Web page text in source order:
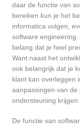
daar de functie van
bereiken kun je het
informatica volgen,
software
belang dat je heel
Want naast het
ook belangrijk dat je
klant kan overleggen
aanpassingen van de
ondersteuning krijgen
De functie van